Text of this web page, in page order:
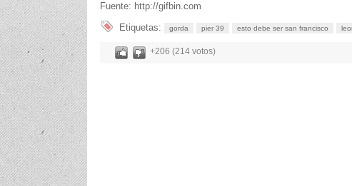
Fuente: http://gifbin.com
Etiquetas:
gorda pier 39 esto debe ser san francisco
+206 (214 votos)